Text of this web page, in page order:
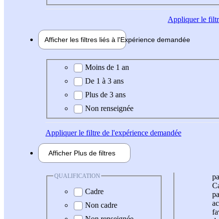
Appliquerle
Afficher les filtres liés à l'Expérience demandée
Expérience demandée
Moins de 1 an
De 1 à 3 ans
Plus de 3 ans
Non renseignée
Appliquerle filtre de l'expérience demandée
Afficher Plus de filtres
QUALIFICATION
Cadre
Non cadre